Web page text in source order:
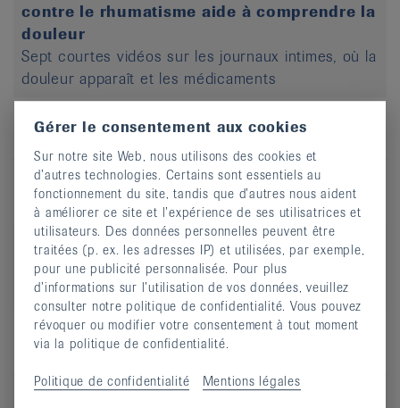
contre le rhumatisme aide à comprendre la
douleur
Sept courtes vidéos sur les journaux intimes, où la
douleur apparaît et les médicaments
2022
27.10.2022
Le rhumatisme et moi
Le podcast avec des faits, des histoires
authentiques et de l’humour
18.08.2022
Journées publiques de la santé :
Gérer le consentement aux cookies
Sur notre site Web, nous utilisons des cookies et
d’autres technologies. Certains sont essentiels au
fonctionnement du site, tandis que d’autres nous aident
à améliorer ce site et l’expérience de ses utilisatrices et
utilisateurs. Des données personnelles peuvent être
traitées (p. ex. les adresses IP) et utilisées, par exemple,
pour une publicité personnalisée. Pour plus
d’informations sur l’utilisation de vos données, veuillez
consulter notre politique de confidentialité. Vous pouvez
révoquer ou modifier votre consentement à tout moment
via la politique de confidentialité.
Politique de confidentialité Mentions légales